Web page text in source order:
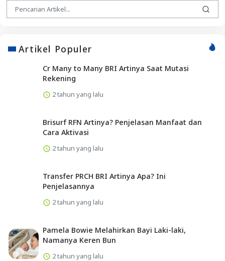
Artikel Populer
Cr Many to Many BRI Artinya Saat Mutasi
Rekening
2 tahun yang lalu
Brisurf RFN Artinya? Penjelasan Manfaat dan
Cara Aktivasi
2 tahun yang lalu
Transfer PRCH BRI Artinya Apa? Ini
Penjelasannya
2 tahun yang lalu
Pamela Bowie Melahirkan Bayi Laki-laki,
Namanya Keren Bun
2 tahun yang lalu